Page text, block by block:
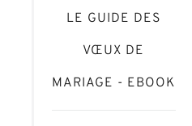
LE GUIDE DES
VŒUX DE
MARIAGE - EBOOK